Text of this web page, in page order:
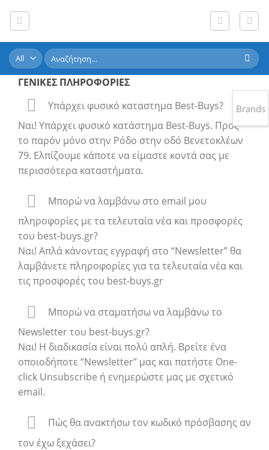
Αναζήτηση
για:
ΓΕΝΙΚΕΣ ΠΛΗΡΟΦΟΡΙΕΣ
Υπάρχει φυσικό καταστημα Best-Buys?
Ναι! Υπάρχει φυσικό κατάστημα Best-Buys. Προς
το παρόν μόνο στην Ρόδο στην οδό Βενετοκλέων
79. Ελπίζουμε κάποτε να είμαστε κοντά σας με
περισσότερα καταστήματα.
Μπορώ να λαμβάνω στο email μου
πληροφορίες με τα τελευταία νέα και προσφορές
του best-buys.gr?
Ναι! Απλά κάνοντας εγγραφή στο “Newsletter” θα
λαμβάνετε πληροφορίες για τα τελευταία νέα και
τις προσφορές του best-buys.gr
Μπορώ να σταματήσω να λαμβάνω το
Newsletter του best-buys.gr?
Ναι! Η διαδικασία είναι πολύ απλή. Βρείτε ένα
οποιοδήποτε “Newsletter” μας και πατήστε One-
click Unsubscribe ή ενημερώστε μας με σχετικό
email.
Πώς θα ανακτήσω τον κωδικό πρόσβασης αν
τον έχω ξεχάσει?
Brands